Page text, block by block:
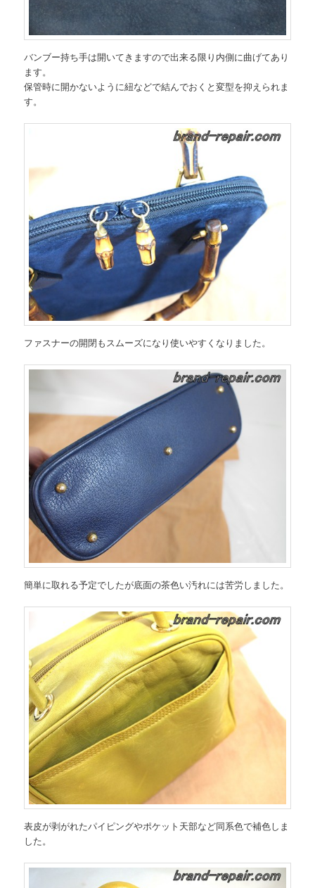
バンブー持ち手は開いてきますので出来る限り内側に曲げてあり
ます。
保管時に開かないように紐などで結んでおくと変型を抑えられま
す。
ファスナーの開閉もスムーズになり使いやすくなりました。
簡単に取れる予定でしたが底面の茶色い汚れには苦労しました。
表皮が剥がれたパイピングやポケット天部など同系色で補色しま
した。